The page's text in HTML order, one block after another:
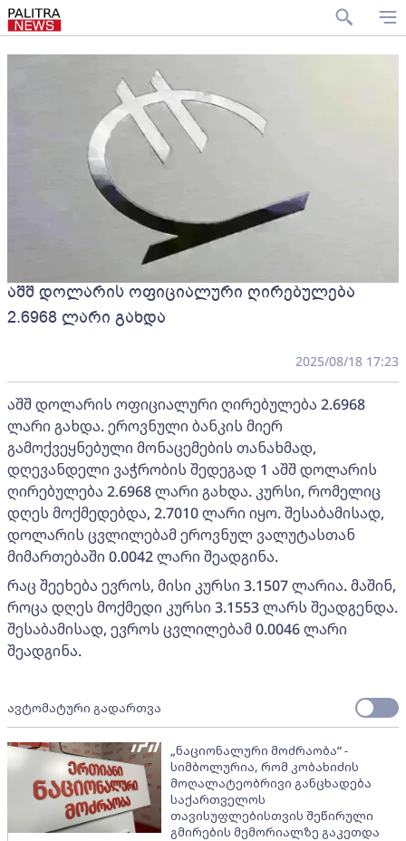
აშშ დოლარის ოფიციალური ღირებულება
2.6968 ლარი გახდა
2025/08/18 17:23
აშშ დოლარის ოფიციალური ღირებულება 2.6968
ლარი გახდა. ეროვნული ბანკის მიერ
გამოქვეყნებული მონაცემების თანახმად,
დღევანდელი ვაჭრობის შედეგად 1 აშშ დოლარის
ღირებულება 2.6968 ლარი გახდა. კურსი, რომელიც
დღეს მოქმედებდა, 2.7010 ლარი იყო. შესაბამისად,
დოლარის ცვლილებამ ეროვნულ ვალუტასთან
მიმართებაში 0.0042 ლარი შეადგინა.
რაც შეეხება ევროს, მისი კურსი 3.1507 ლარია. მაშინ,
როცა დღეს მოქმედი კურსი 3.1553 ლარს შეადგენდა.
შესაბამისად, ევროს ცვლილებამ 0.0046 ლარი
შეადგინა.
ავტომატური გადართვა
„ნაციონალური მოძრაობა“ -
სიმბოლურია, რომ კობახიძის
მოღალატეობრივი განცხადება
საქართველოს
თავისუფლებისთვის შეწირული
გმირების მემორიალზე გაკეთდა